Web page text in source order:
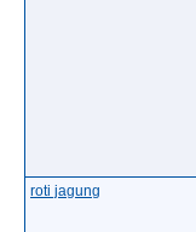
roti jagung